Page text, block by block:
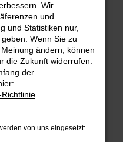
helfen können:
und deine
Beispiel deine
Wir
und
und Statistiken nur,
Wenn Sie zu
ändern, können
die Zukunft widerrufen.
der
von uns eingesetzt: